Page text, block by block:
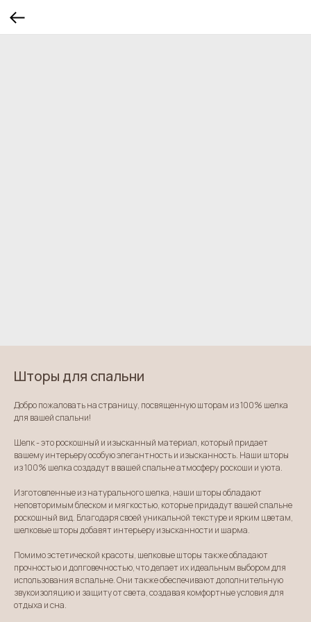
Шторы для спальни
Добро пожаловать на страницу, посвященную шторам из 100% шелка
для вашей спальни!
Шелк - это роскошный и изысканный материал, который придает
вашему интерьеру особую элегантность и изысканность. Наши шторы
из 100% шелка создадут в вашей спальне атмосферу роскоши и уюта.
Изготовленные из натурального шелка, наши шторы обладают
неповторимым блеском и мягкостью, которые придадут вашей спальне
роскошный вид. Благодаря своей уникальной текстуре и ярким цветам,
шелковые шторы добавят интерьеру изысканности и шарма.
Помимо эстетической красоты, шелковые шторы также обладают
прочностью и долговечностью, что делает их идеальным выбором для
использования в спальне. Они также обеспечивают дополнительную
звукоизоляцию и защиту от света, создавая комфортные условия для
отдыха и сна.